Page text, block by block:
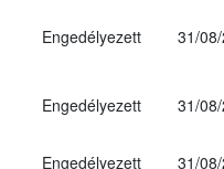
Engedélyezett 31/
Engedélyezett 31/
Engedélyezett
31/